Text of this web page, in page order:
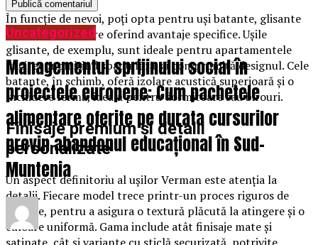
În funcție de nevoi, poți opta pentru uși batante, glisante
sau pliabile, fiecare oferind avantaje specifice. Ușile
glisante, de exemplu, sunt ideale pentru apartamentele
mici, economisind spațiu fără să compromită designul. Cele
batante, în schimb, oferă izolare acustică superioară și o
închidere fermă, ideală pentru dormitoare sau birouri.
Finisaje premium și detalii
personalizate
Un aspect definitoriu al ușilor Verman este atenția la
detalii. Fiecare model trece printr-un proces riguros de
finisare, pentru a asigura o textură plăcută la atingere și o
culoare uniformă. Gama include atât finisaje mate și
Uncategorized
Managementul sprijinului social în
proiectele europene: Cum pachetele
alimentare oferite pe durata cursurilor
previn abandonul educațional în Sud-
Muntenia